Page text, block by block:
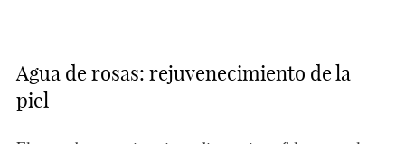
Agua de rosas: rejuvenecimiento de la
piel